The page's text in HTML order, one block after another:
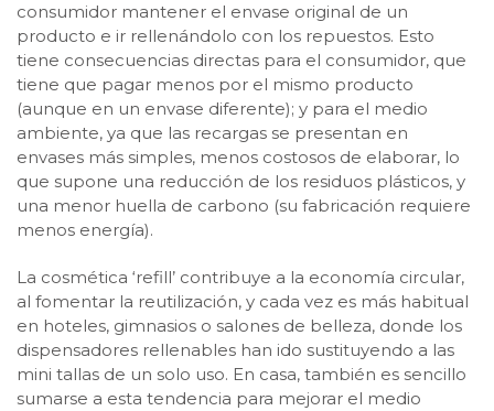
consumidor mantener el envase original de un
producto e ir rellenándolo con los repuestos. Esto
tiene consecuencias directas para el consumidor, que
tiene que pagar menos por el mismo producto
(aunque en un envase diferente); y para el medio
ambiente, ya que las recargas se presentan en
envases más simples, menos costosos de elaborar, lo
que supone una reducción de los residuos plásticos, y
una menor huella de carbono (su fabricación requiere
menos energía).
La cosmética ‘refill’ contribuye a la economía circular,
al fomentar la reutilización, y cada vez es más habitual
en hoteles, gimnasios o salones de belleza, donde los
dispensadores rellenables han ido sustituyendo a las
mini tallas de un solo uso. En casa, también es sencillo
sumarse a esta tendencia para mejorar el medio